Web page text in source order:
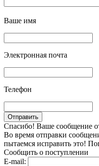
Ваше имя
Электронная почта
Телефон
Спасибо! Ваше сообщение
Во время отправки
пытаемся исправить это!
Сообщить о поступлении
E-mail: